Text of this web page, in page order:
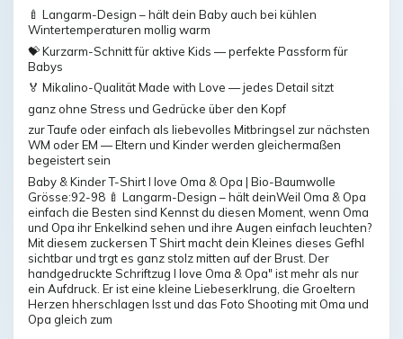
🍼 Langarm-Design – hält dein Baby auch bei kühlen
Wintertemperaturen mollig warm
💝 Kurzarm-Schnitt für aktive Kids — perfekte Passform für
Babys
🏅 Mikalino-Qualität Made with Love — jedes Detail sitzt
ganz ohne Stress und Gedrücke über den Kopf
zur Taufe oder einfach als liebevolles Mitbringsel zur nächsten
WM oder EM — Eltern und Kinder werden gleichermaßen
begeistert sein
Baby & Kinder T-Shirt I love Oma & Opa | Bio-Baumwolle
Grösse:92-98 🍼 Langarm-Design – hält deinWeil Oma & Opa
einfach die Besten sind Kennst du diesen Moment, wenn Oma
und Opa ihr Enkelkind sehen und ihre Augen einfach leuchten?
Mit diesem zuckersen T Shirt macht dein Kleines dieses Gefhl
sichtbar und trgt es ganz stolz mitten auf der Brust. Der
handgedruckte Schriftzug I love Oma & Opa" ist mehr als nur
ein Aufdruck. Er ist eine kleine Liebeserklrung, die Groeltern
Herzen hherschlagen lsst und das Foto Shooting mit Oma und
Opa gleich zum